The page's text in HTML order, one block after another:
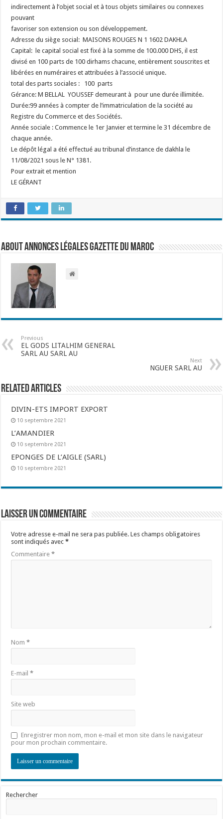
indirectement à l’objet social et à tous objets similaires ou connexes
pouvant
favoriser son extension ou son développement.
Adresse du siège social: MAISONS ROUGES N 1 1602 DAKHLA
Capital: le capital social est fixé à la somme de 100.000 DHS, il est
divisé en 100 parts de 100 dirhams chacune, entièrement souscrites et
libérées en numéraires et attribuées à l’associé unique.
total des parts sociales : 100 parts
Gérance: M BELLAL YOUSSEF demeurant à pour une durée illimitée.
Durée:99 années à compter de l’immatriculation de la société au
Registre du Commerce et des Sociétés.
Année sociale : Commence le 1er Janvier et termine le 31 décembre de
chaque année.
Le dépôt légal a été effectué au tribunal d’instance de dakhla le
11/08/2021 sous le N° 1381.
Pour extrait et mention
LE GÉRANT
About Annonces légales Gazette du Maroc
Previous
EL GODS LITALHIM GENERAL
SARL AU SARL AU
Next
NGUER SARL AU
Related Articles
DIVIN-ETS IMPORT EXPORT
10 septembre 2021
L’AMANDIER
10 septembre 2021
EPONGES DE L’AIGLE (SARL)
10 septembre 2021
Laisser un commentaire
Votre adresse e-mail ne sera pas publiée. Les champs obligatoires
sont indiqués avec*
Commentaire*
Nom*
E-mail*
Site web
Enregistrer mon nom, mon e-mail et mon site dans le navigateur
pour mon prochain commentaire.
Rechercher